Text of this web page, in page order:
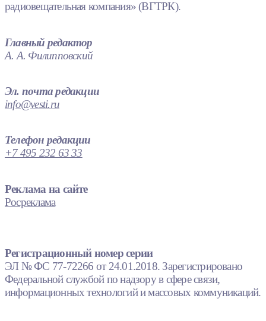
радиовещательная компания» (ВГТРК).
Главный редактор
А. А. Филипповский
Эл. почта редакции
info@vesti.ru
Телефон редакции
+7 495 232 63 33
Реклама на сайте
Росреклама
Регистрационный номер серии
ЭЛ № ФС 77-72266 от 24.01.2018. Зарегистрировано
Федеральной службой по надзору в сфере связи,
информационных технологий и массовых коммуникаций.